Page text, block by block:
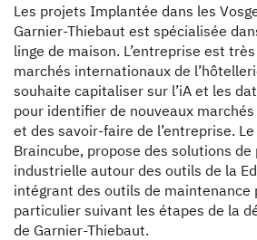
Les projets Implantée dans les
Garnier-Thiebaut est spécialisée
linge de maison. L’entreprise est
marchés internationaux de
souhaite capitaliser sur l’iA et les
pour identifier de nouveaux
et des savoir-faire de l’entreprise.
Braincube, propose des solutions
industrielle autour des outils de la
intégrant des outils de maintenance
particulier suivant les étapes de la
de Garnier-Thiebaut.